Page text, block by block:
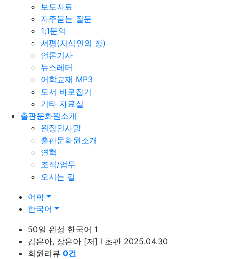
보도자료
자주묻는 질문
1:1문의
서평(지식인의 창)
언론기사
뉴스레터
어학교재 MP3
도서 바로잡기
기타 자료실
출판문화원소개
원장인사말
출판문화원소개
연혁
조직/업무
오시는 길
어학
한국어
50일 완성 한국어 1
김은아, 장은아 [저] l 초판 2025.04.30
회원리뷰 0건